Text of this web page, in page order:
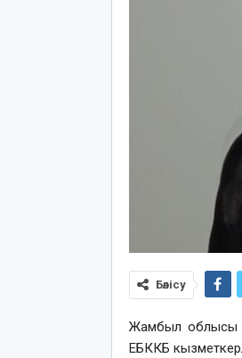
Бөлісу
Жамбыл
ЕБККБ